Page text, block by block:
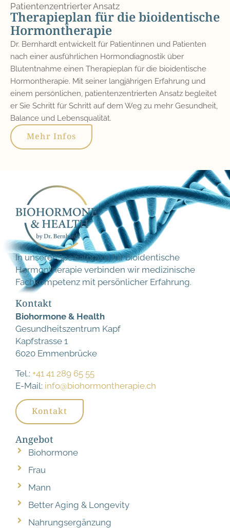
Patientenzentrierter Ansatz
Therapieplan für die bioidentische
Hormontherapie
Dr. Bernhardt entwickelt für Patientinnen und Patienten
nach einer ausführlichen Hormondiagnostik über
Blutentnahme einen Therapieplan für die bioidentische
Hormontherapie. Mit seiner langjährigen Erfahrung und
einem persönlichen, patientenzentrierten Ansatz begleitet
er Sie Schritt für Schritt auf dem Weg zu mehr Gesundheit,
Balance und Lebensqualität.
Mehr Infos
In unserer Spezialpraxis für bioidentische
Hormontherapie verbinden wir medizinische
Fachkompetenz mit persönlicher Erfahrung.
Kontakt
Biohormone & Health
Gesundheitszentrum Kapf
Kapfstrasse 1
6020 Emmenbrücke
Tel.: +41 41 289 65 55
E-Mail: info@biohormontherapie.ch
Kontakt
Angebot
Biohormone
Frau
Mann
Better Aging & Longevity
Nahrungsergänzung